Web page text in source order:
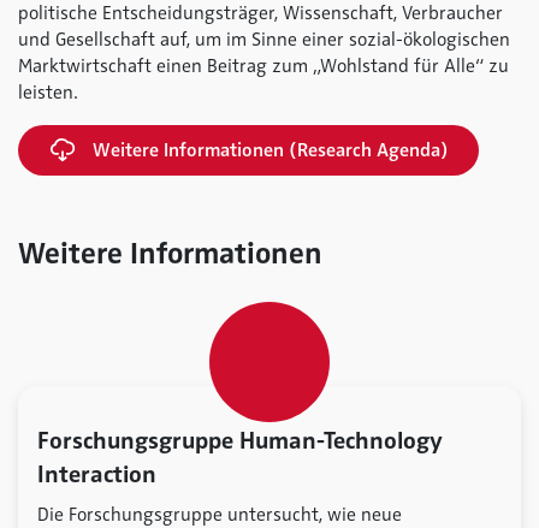
politische Entscheidungsträger, Wissenschaft, Verbraucher
und Gesellschaft auf, um im Sinne einer sozial-ökologischen
Marktwirtschaft einen Beitrag zum „Wohlstand für Alle“ zu
leisten.
Weitere Informationen (Research Agenda)
Weitere Informationen
Forschungsgruppe Human-Technology
Interaction
Die Forschungsgruppe untersucht, wie neue